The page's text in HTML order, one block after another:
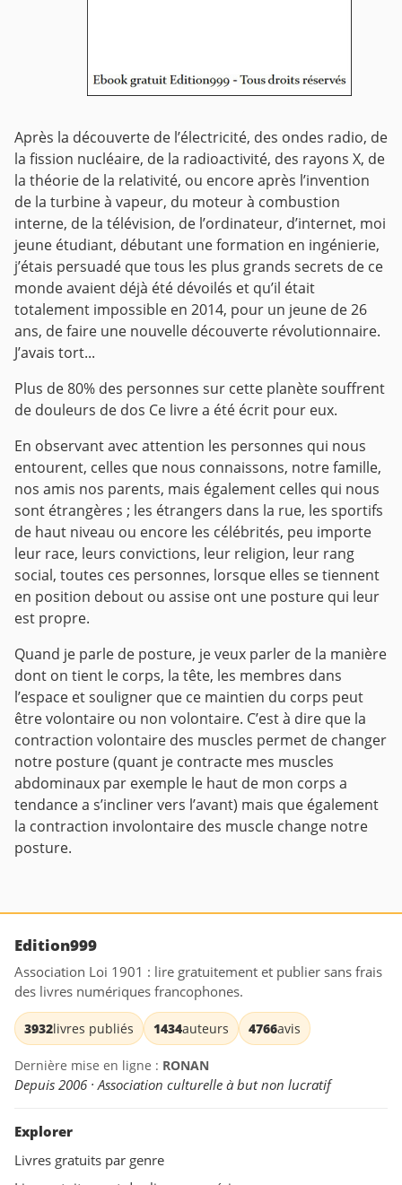
Après la découverte de l’électricité, des ondes radio, de
la fission nucléaire, de la radioactivité, des rayons X, de
la théorie de la relativité, ou encore après l’invention
de la turbine à vapeur, du moteur à combustion
interne, de la télévision, de l’ordinateur, d’internet, moi
jeune étudiant, débutant une formation en ingénierie,
j’étais persuadé que tous les plus grands secrets de ce
monde avaient déjà été dévoilés et qu’il était
totalement impossible en 2014, pour un jeune de 26
ans, de faire une nouvelle découverte révolutionnaire.
J’avais tort...
Plus de 80% des personnes sur cette planète souffrent
de douleurs de dos Ce livre a été écrit pour eux.
En observant avec attention les personnes qui nous
entourent, celles que nous connaissons, notre famille,
nos amis nos parents, mais également celles qui nous
sont étrangères ; les étrangers dans la rue, les sportifs
de haut niveau ou encore les célébrités, peu importe
leur race, leurs convictions, leur religion, leur rang
social, toutes ces personnes, lorsque elles se tiennent
en position debout ou assise ont une posture qui leur
est propre.
Quand je parle de posture, je veux parler de la manière
dont on tient le corps, la tête, les membres dans
l’espace et souligner que ce maintien du corps peut
être volontaire ou non volontaire. C’est à dire que la
contraction volontaire des muscles permet de changer
notre posture (quant je contracte mes muscles
abdominaux par exemple le haut de mon corps a
tendance a s’incliner vers l’avant) mais que également
la contraction involontaire des muscle change notre
posture.
Edition999
Association Loi 1901 : lire gratuitement et publier sans frais
des livres numériques francophones.
3932livres publiés 1434auteurs 4766avis
Dernière mise en ligne : RONAN
Depuis 2006 · Association culturelle à but non lucratif
Explorer
Livres gratuits par genre